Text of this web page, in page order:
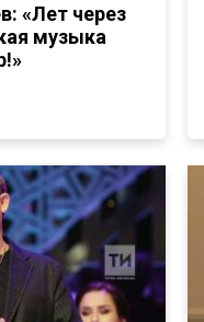
«Лет через
музыка